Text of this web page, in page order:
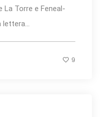
La Torre e Feneal-
lettera...
9